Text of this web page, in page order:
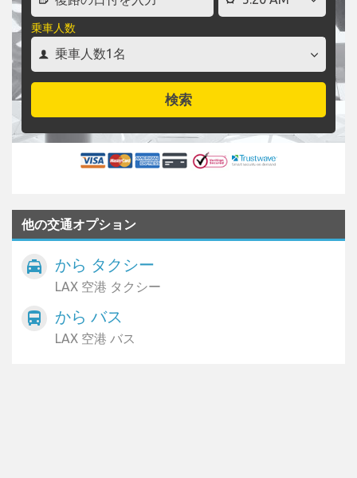
乗車人数
検索
他の交通オプション
local_taxi から タクシー
LAX 空港 タクシー
directions_bus から バス
LAX 空港 バス